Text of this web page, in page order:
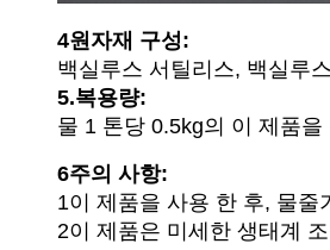
4원자재 구성:
백실루스 서틸리스, 백실루
5.복용량:
물 1 톤당 0.5kg의 이 제품
6주의 사항:
1이 제품을 사용 한 후, 물줄
2이 제품은 미세한 생태계